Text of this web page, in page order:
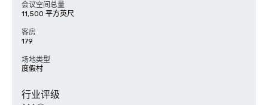
会议空间总量
11,500 平方英尺
客房
179
场地类型
度假村
行业评级